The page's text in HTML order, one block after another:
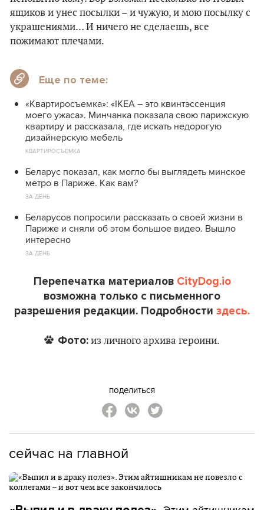
ящиков и унес посылки – и чужую, и мою посылку с
украшениями… И ничего не сделаешь, все
пожимают плечами.
Еще по теме:
«Квартиросъемка»: «IKEA – это квинтэссенция
моего ужаса». Минчанка показала свою парижскую
квартиру и рассказала, где искать недорогую
дизайнерскую мебель
КВАРТИРОСЪЕМКА
Беларус показал, как могло бы выглядеть минское
метро в Париже. Как вам?
ЗА ДЕНЬ
Беларусов попросили рассказать о своей жизни в
Париже и сняли об этом большое видео. Вышло
интересно
ЗА ДЕНЬ
Перепечатка материалов CityDog.io
возможна только с письменного
разрешения редакции. Подробности здесь.
Фото: из личного архива героини.
поделиться
сейчас на главной